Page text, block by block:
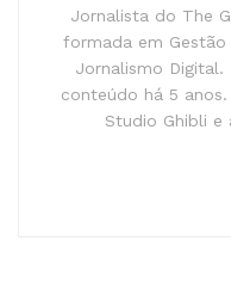
Jornalista do The
formada em Gestão
Jornalismo
conteúdo há 5
Studio Ghibli e